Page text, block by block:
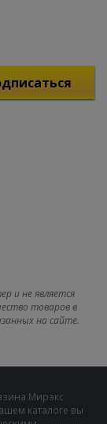
и не является
товаров в
на сайте.
Мирэкс
каталоге вы